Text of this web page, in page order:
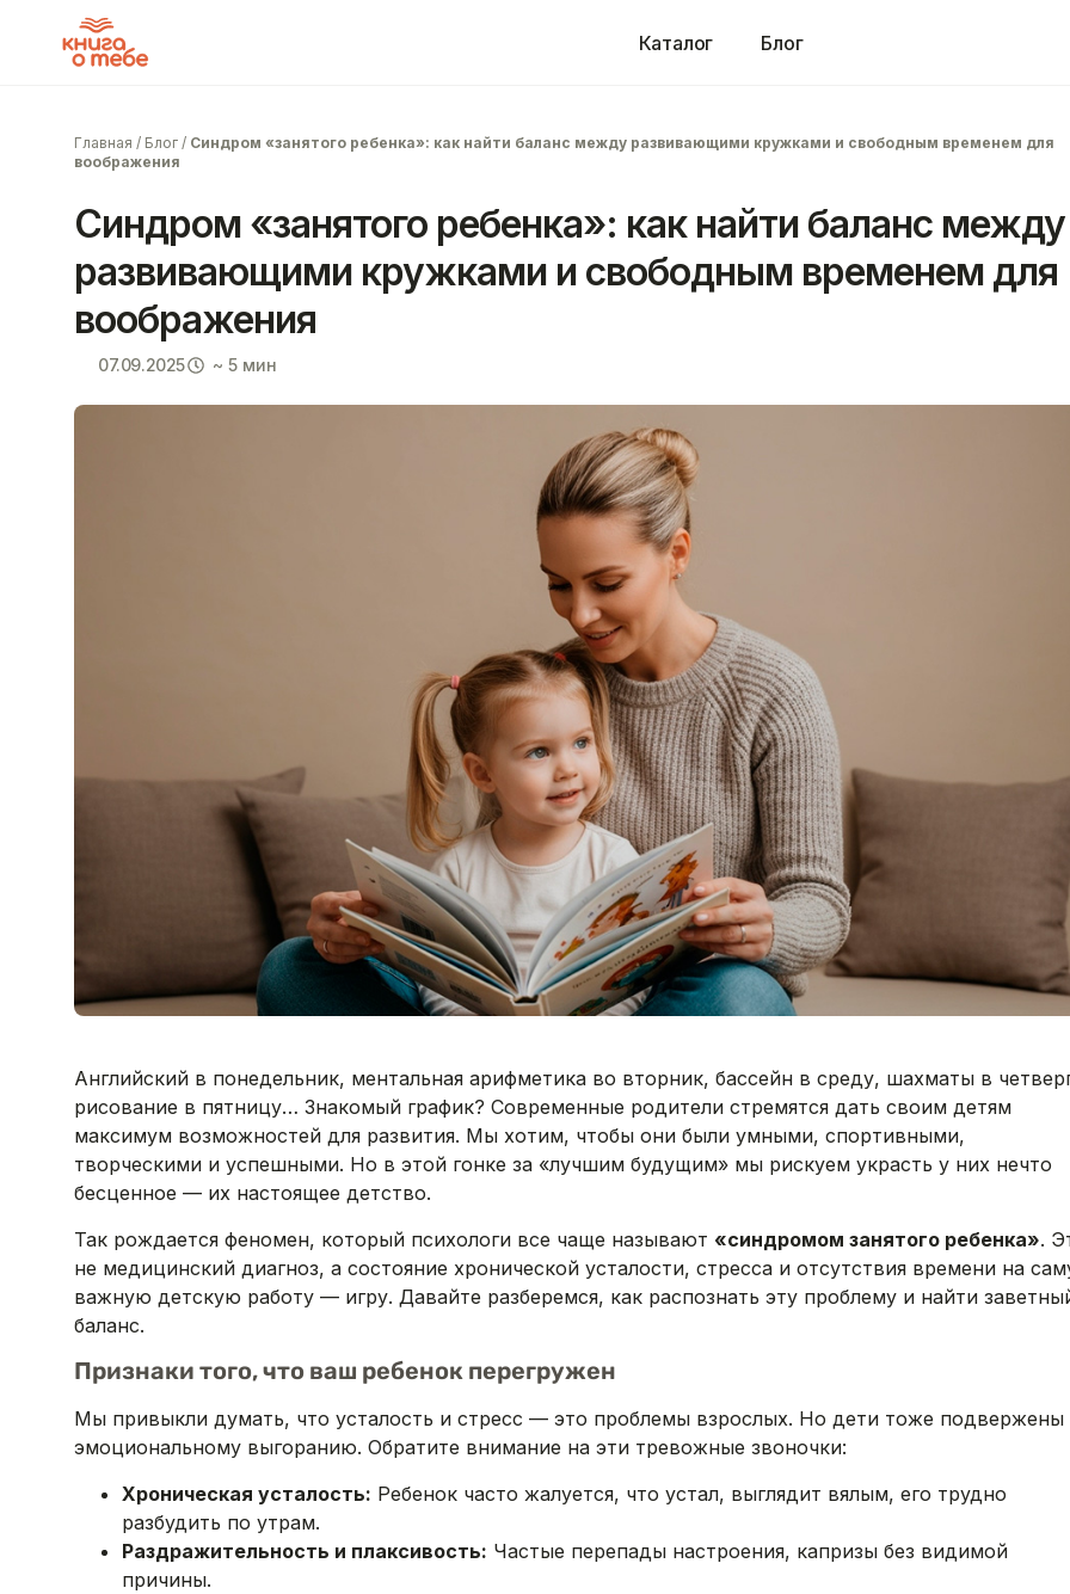
Каталог Блог
Главная / Блог / Синдром «занятого ребенка»: как найти баланс между развивающими кружками и свободным временем для
воображения
Синдром «занятого ребенка»: как найти баланс между
развивающими кружками и свободным временем для
воображения
07.09.2025 ~ 5 мин
Английский в понедельник, ментальная арифметика во вторник, бассейн в среду, шахматы в
рисование в пятницу… Знакомый график? Современные родители стремятся дать своим детям
максимум возможностей для развития. Мы хотим, чтобы они были умными, спортивными,
творческими и успешными. Но в этой гонке за «лучшим будущим» мы рискуем украсть у них нечто
бесценное — их настоящее детство.
Так рождается феномен, который психологи все чаще называют «синдромом занятого ребенка».
не медицинский диагноз, а состояние хронической усталости, стресса и отсутствия времени на
важную детскую работу — игру. Давайте разберемся, как распознать эту проблему и найти
баланс.
Признаки того, что ваш ребенок перегружен
Мы привыкли думать, что усталость и стресс — это проблемы взрослых. Но дети тоже подвержены
эмоциональному выгоранию. Обратите внимание на эти тревожные звоночки:
Хроническая усталость: Ребенок часто жалуется, что устал, выглядит вялым, его трудно
разбудить по утрам.
Раздражительность и плаксивость: Частые перепады настроения, капризы без видимой
причины.